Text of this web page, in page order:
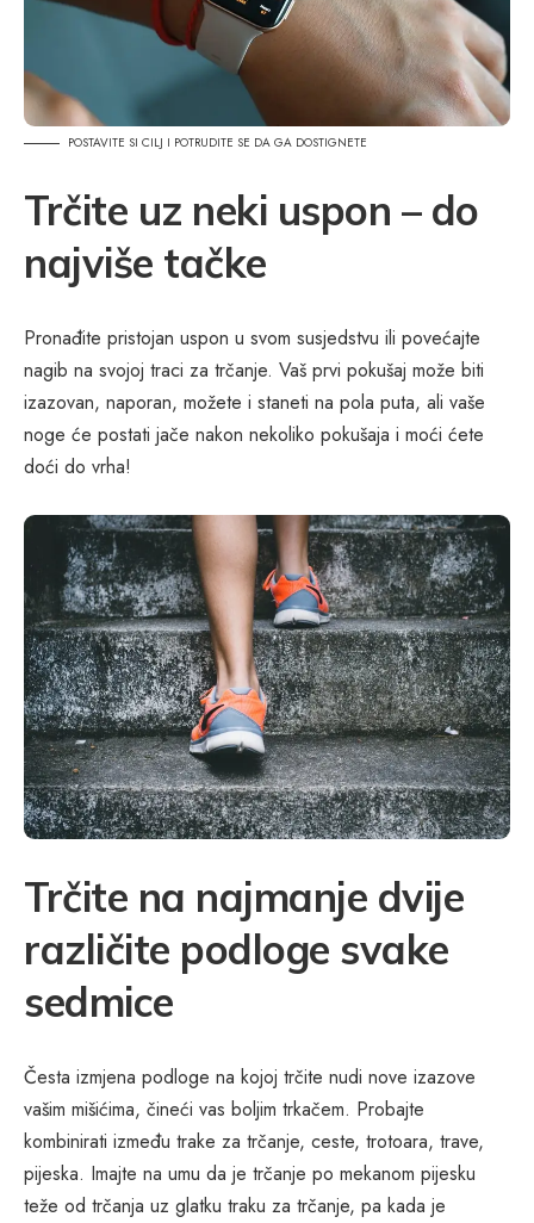
POSTAVITE SI CILJ I POTRUDITE SE DA GA DOSTIGNETE
Trčite uz neki uspon – do
najviše tačke
Pronađite pristojan uspon u svom susjedstvu ili povećajte
nagib na svojoj traci za trčanje. Vaš prvi pokušaj može biti
izazovan, naporan, možete i staneti na pola puta, ali vaše
noge će postati jače nakon nekoliko pokušaja i moći ćete
doći do vrha!
Trčite na najmanje dvije
različite podloge svake
sedmice
Česta izmjena podloge na kojoj trčite nudi nove izazove
vašim mišićima, čineći vas boljim trkačem. Probajte
kombinirati između trake za trčanje, ceste, trotoara, trave,
pijeska. Imajte na umu da je trčanje po mekanom pijesku
teže od trčanja uz glatku traku za trčanje, pa kada je